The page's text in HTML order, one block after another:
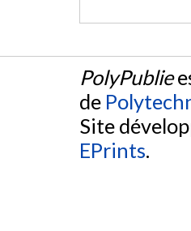
PolyPublie
de
Site
EPrints.